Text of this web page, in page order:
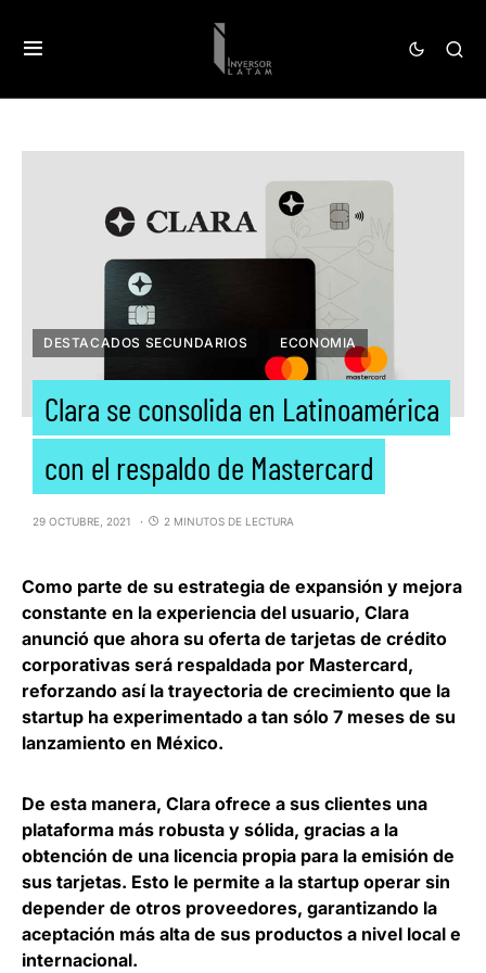
DESTACADOS SECUNDARIOS ECONOMIA
Clara se consolida en Latinoamérica
con el respaldo de Mastercard
29 OCTUBRE, 2021 2 MINUTOS DE LECTURA
Como parte de su estrategia de expansión y mejora
constante en la experiencia del usuario, Clara
anunció que ahora su oferta de tarjetas de crédito
corporativas será respaldada por Mastercard,
reforzando así la trayectoria de crecimiento que la
startup ha experimentado a tan sólo 7 meses de su
lanzamiento en México.
De esta manera, Clara ofrece a sus clientes una
plataforma más robusta y sólida, gracias a la
obtención de una licencia propia para la emisión de
sus tarjetas. Esto le permite a la startup operar sin
depender de otros proveedores, garantizando la
aceptación más alta de sus productos a nivel local e
internacional.